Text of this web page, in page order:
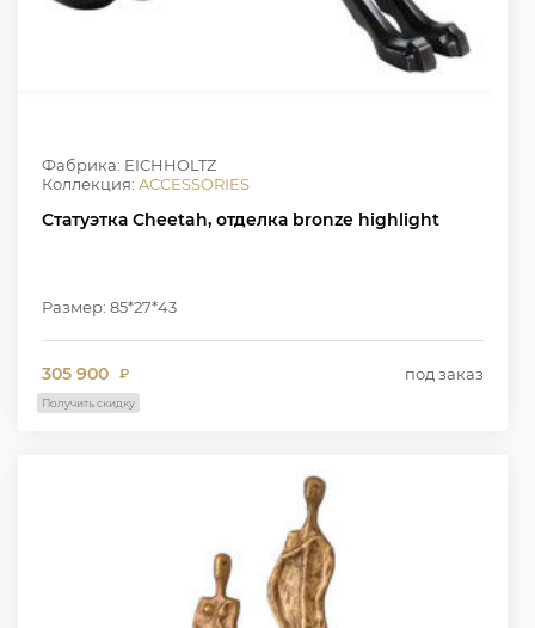
Фабрика: EICHHOLTZ
Коллекция: ACCESSORIES
Статуэтка Cheetah, отделка bronze highlight
Размер: 85*27*43
305 900 ₽ под заказ
Получить скидку